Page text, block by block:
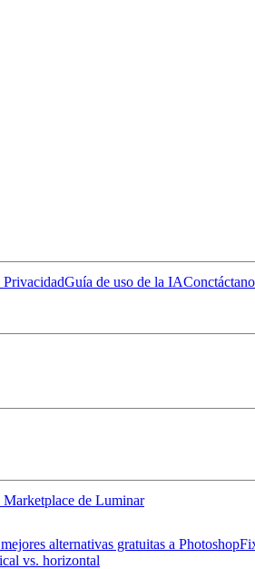
Guía de uso de la IA
de Luminar
alternativas gratuitas a Photoshop
vs. horizontal